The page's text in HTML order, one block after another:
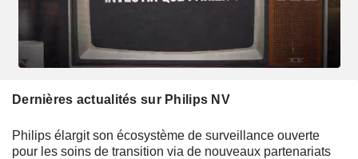
Dernières actualités sur Philips NV
Philips élargit son écosystème de surveillance ouverte
pour les soins de transition via de nouveaux partenariats